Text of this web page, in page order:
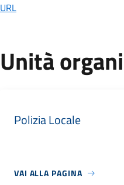
URL
Unità
Polizia Locale
VAI ALLA PAGINA